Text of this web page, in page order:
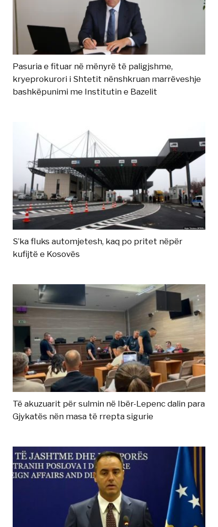
Pasuria e fituar në mënyrë të paligjshme,
kryeprokurori i Shtetit nënshkruan marrëveshje
bashkëpunimi me Institutin e Bazelit
S’ka fluks automjetesh, kaq po pritet nëpër
kufijtë e Kosovës
Të akuzuarit për sulmin në Ibër-Lepenc dalin para
Gjykatës nën masa të rrepta sigurie